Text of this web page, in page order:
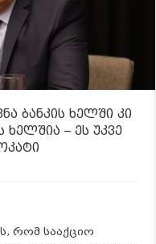
ბანკის ხელში კი
– ეს უკვე
რომ სააქციო